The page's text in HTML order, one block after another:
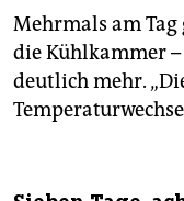
Mehrmals am
die Kühlkammer
deutlich mehr.